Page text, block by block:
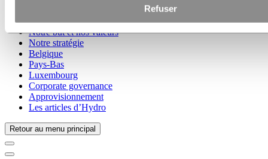
Refuser
Les industries qui comptent
Notre but et nos valeurs
Notre stratégie
Belgique
Pays-Bas
Luxembourg
Corporate governance
Approvisionnement
Les articles d’Hydro
Retour au menu principal